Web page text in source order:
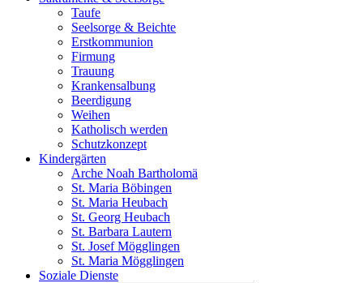
Taufe
Seelsorge & Beichte
Erstkommunion
Firmung
Trauung
Krankensalbung
Beerdigung
Weihen
Katholisch werden
Schutzkonzept
Kindergärten
Arche Noah Bartholomä
St. Maria Böbingen
St. Maria Heubach
St. Georg Heubach
St. Barbara Lautern
St. Josef Mögglingen
St. Maria Mögglingen
Soziale Dienste